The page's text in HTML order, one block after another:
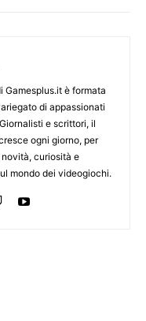
Gamesplus.it è formata
di appassionati
e scrittori, il
ogni giorno, per
curiosità e
mondo dei videogiochi.